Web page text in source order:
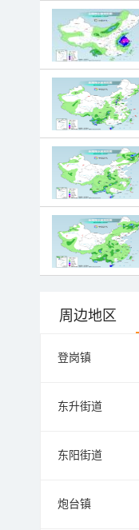
周边地区
登岗镇
东升街道
东阳街道
炮台镇